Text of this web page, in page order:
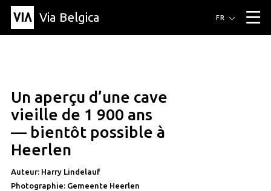
Via Belgica ▼
Article
Éducation
Recette
Amis
À propos de Via Belgica
À propos de via belgica
Recherche
Éducation
Amis
Le guide
Organisation
FR
article
Un aperçu d’une cave
vieille de 1 900 ans
— bientôt possible à
Heerlen
Auteur: Harry Lindelauf
Photographie: Gemeente Heerlen